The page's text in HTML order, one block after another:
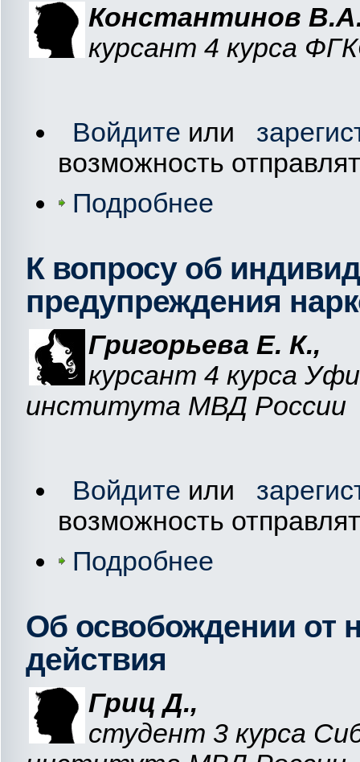
Константинов
курсант 4 курса
Войдите или
возможность
Подробнее
К вопросу об
предупреждения
Григорьева Е. К.,
курсант 4 курса
института МВД России
Войдите или
возможность
Подробнее
Об освобождении от
действия
Гриц Д.,
студент 3 курса